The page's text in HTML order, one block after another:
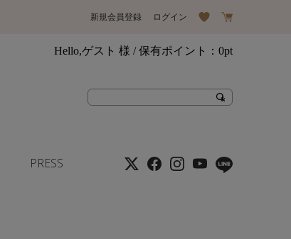
新規会員登録 ログイン
Hello,ゲスト 様 / 保有ポイント： 0pt
PRESS